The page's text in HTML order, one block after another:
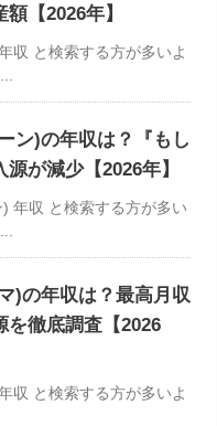
【2026年】
収 と検索する方が多いよ
ン)の年収は？『もし
が減少【2026年】
年収 と検索する方が多い
)の年収は？最高月収
を徹底調査【2026
収 と検索する方が多いよ